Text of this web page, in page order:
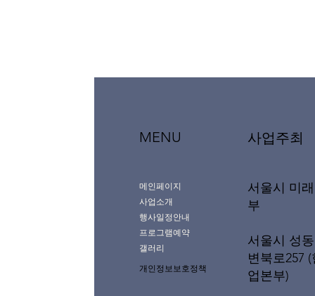
MENU
메인페이지
사업소개
행사일정안내
프로그램예약
갤러리
개인정보보호정책
사업주최
서울시 미
부
서울시 성
변북로257
업본부)